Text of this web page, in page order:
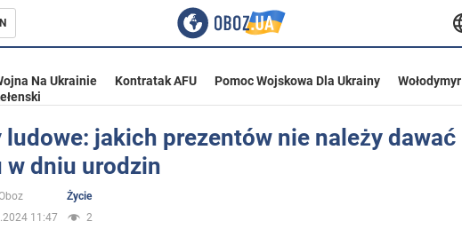
Na Ukrainie Kontratak AFU Pomoc Wojskowa Dla Ukrainy
Wołodymyr
ludowe: jakich prezentów nie należy dawać
w dniu urodzin
Życie
11:47
2